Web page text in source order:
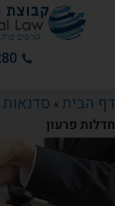
דף הבית»
חדלות פרעון